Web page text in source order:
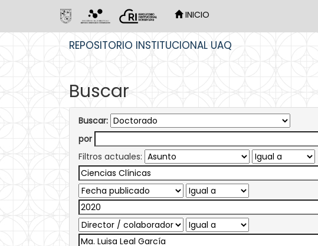
INICIO
REPOSITORIO INSTITUCIONAL UAQ
Buscar
Buscar:
por
Filtros actuales: